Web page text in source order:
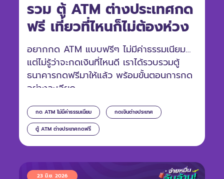
รวม ตู้ ATM ต่างประเทศกด
ฟรี เที่ยวที่ไหนก็ไม่ต้องห่วง
กด ATM ไม่มีค่าธรรมเนียม กดเงินต่างประเทศ
ตู้ ATM ต่างประเทศกดฟรี
อยากกด ATM แบบฟรีๆ ไม่มีค่าธรรมเนียม
แต่ไม่รู้ว่าจะกดเงินที่ไหนดี เราได้รวบรวมตู้
ธนาคารกดฟรีมาให้แล้ว พร้อมขั้นตอนการกด
อย่างละเอียด
23 มิ.ย. 2026